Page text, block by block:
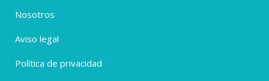
Nosotros
Aviso legal
Política de privacidad